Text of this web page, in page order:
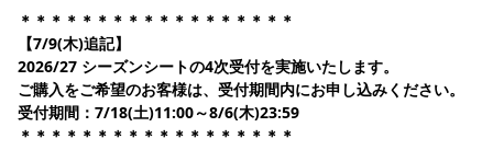
選手・スタッフ スケジュール アクセス
チケット情報 価格・席種 シーズンシート
観戦ガイド
キッズ向けサービス 観戦マナー&ルール
スタジアム
セレッソ大阪ヤンマーレデ
ィースについて
クラブ紹介 沿革 シーズン記録
ニュース
ニュース
セレッソ大阪
＊＊＊＊＊＊＊＊＊＊＊＊＊＊＊＊＊＊
【7/9(木)追記】
2026/27 シーズンシートの4次受付を実施いたします。
ご購入をご希望のお客様は、受付期間内にお申し込みください。
受付期間： 7/18(土)11:00～8/6(木)23:59
＊＊＊＊＊＊＊＊＊＊＊＊＊＊＊＊＊＊